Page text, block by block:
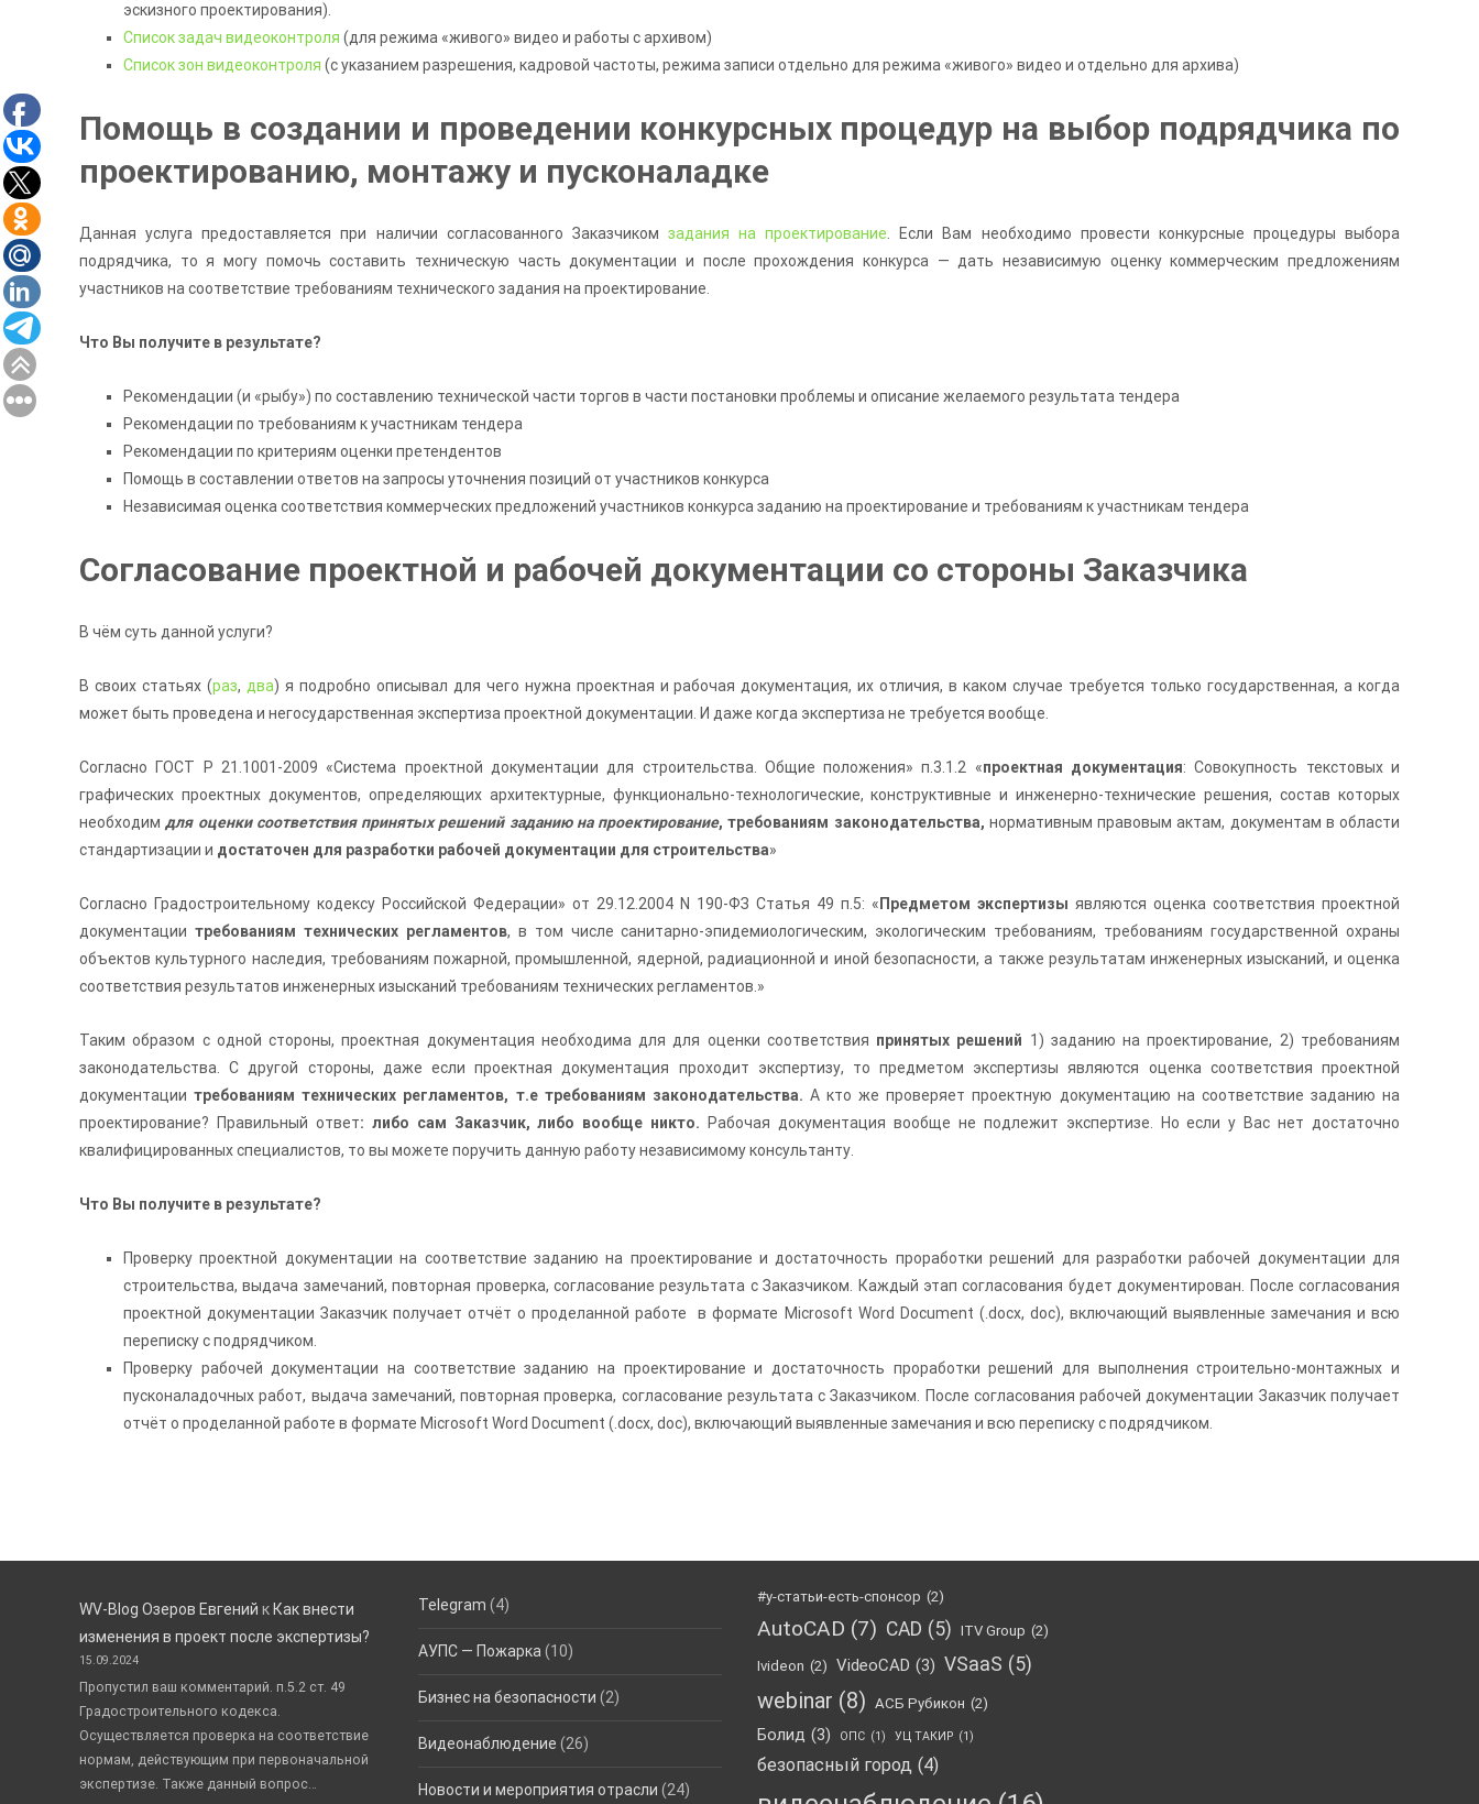
эскизного проектирования).
Список задач видеоконтроля (для режима «живого» видео и работы с архивом)
Список зон видеоконтроля (с указанием разрешения, кадровой частоты, режима записи отдельно для режима «живого» видео и отдельно для архива)
Помощь в создании и проведении конкурсных процедур на выбор подрядчика по
проектированию, монтажу и пусконаладке
Данная услуга предоставляется при наличии согласованного Заказчиком задания на проектирование . Если Вам необходимо провести конкурсные процедуры выбора
подрядчика, то я могу помочь составить техническую часть документации и после прохождения конкурса — дать независимую оценку коммерческим предложениям
участников на соответствие требованиям технического задания на проектирование.
Что Вы получите в результате?
Рекомендации (и «рыбу») по составлению технической части торгов в части постановки проблемы и описание желаемого результата тендера
Рекомендации по требованиям к участникам тендера
Рекомендации по критериям оценки претендентов
Помощь в составлении ответов на запросы уточнения позиций от участников конкурса
Независимая оценка соответствия коммерческих предложений участников конкурса заданию на проектирование и требованиям к участникам тендера
Согласование проектной и рабочей документации со стороны Заказчика
В чём суть данной услуги?
В своих статьях (раз, два) я подробно описывал для чего нужна проектная и рабочая документация, их отличия, в каком случае требуется только государственная, а когда
может быть проведена и негосударственная экспертиза проектной документации. И даже когда экспертиза не требуется вообще.
Согласно ГОСТ Р 21.1001-2009 «Система проектной документации для строительства. Общие положения» п.3.1.2 «проектная документация: Совокупность текстовых и
графических проектных документов, определяющих архитектурные, функционально-технологические, конструктивные и инженерно-технические решения, состав которых
необходим для оценки соответствия принятых решений заданию на проектирование, требованиям законодательства, нормативным правовым актам, документам в области
стандартизации и достаточен для разработки рабочей документации для строительства»
Согласно Градостроительному кодексу Российской Федерации» от 29.12.2004 N 190-ФЗ Статья 49 п.5: « Предметом экспертизы являются оценка соответствия проектной
документации требованиям технических регламентов, в том числе санитарно-эпидемиологическим, экологическим требованиям, требованиям государственной охраны
объектов культурного наследия, требованиям пожарной, промышленной, ядерной, радиационной и иной безопасности, а также результатам инженерных изысканий, и оценка
соответствия результатов инженерных изысканий требованиям технических регламентов.»
Таким образом с одной стороны, проектная документация необходима для для оценки соответствия принятых решений 1) заданию на проектирование, 2) требованиям
законодательства. С другой стороны, даже если проектная документация проходит экспертизу, то предметом экспертизы являются оценка соответствия проектной
документациитребованиям технических регламентов, т.е требованиям законодательства. А кто же проверяет проектную документацию на соответствие заданию на
проектирование? Правильный ответ: либо сам Заказчик, либо вообще никто.
Рабочая документация вообще не подлежит экспертизе. Но если у Вас нет достаточно
квалифицированных специалистов, то вы можете поручить данную работу независимому консультанту.
Что Вы получите в результате?
Проверку проектной документации на соответствие заданию на проектирование и достаточность проработки решений для разработки рабочей документации для
строительства, выдача замечаний, повторная проверка, согласование результата с Заказчиком. Каждый этап согласования будет документирован. После согласования
проектной документации Заказчик получает отчёт о проделанной работе в формате Microsoft Word Document (.docx, doc), включающий выявленные замечания и всю
переписку с подрядчиком.
Проверку рабочей документации на соответствие заданию на проектирование и достаточность проработки решений для выполнения строительно-монтажных и
пусконаладочных работ, выдача замечаний, повторная проверка, согласование результата с Заказчиком. После согласования рабочей документации Заказчик получает
отчёт о проделанной работе в формате Microsoft Word Document (.docx, doc), включающий выявленные замечания и всю переписку с подрядчиком.
WV-Blog Озеров Евгений к Как внести
изменения в проект после экспертизы?
15.09.2024
Пропустил ваш комментарий. п.5.2 ст. 49
Градостроительного кодекса.
Осуществляется проверка на соответствие
нормам, действующим при первоначальной
экспертизе. Также данный вопрос…
Telegram (4)
АУПС — Пожарка (10)
Бизнес на безопасности (2)
Видеонаблюдение (26)
Новости и мероприятия отрасли (24)
#у-статьи-есть-спонсор (2)
AutoCAD (7) CAD (5) ITV Group (2)
Ivideon (2) VideoCAD (3) VSaaS (5)
webinar (8) АСБ Рубикон (2)
Болид (3) ОПС (1) УЦ ТАКИР (1)
безопасный город (4)